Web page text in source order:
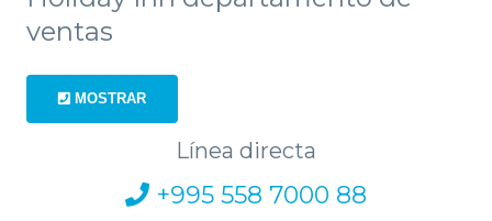
ventas
MOSTRAR
Línea directa
+995 558 7000 88